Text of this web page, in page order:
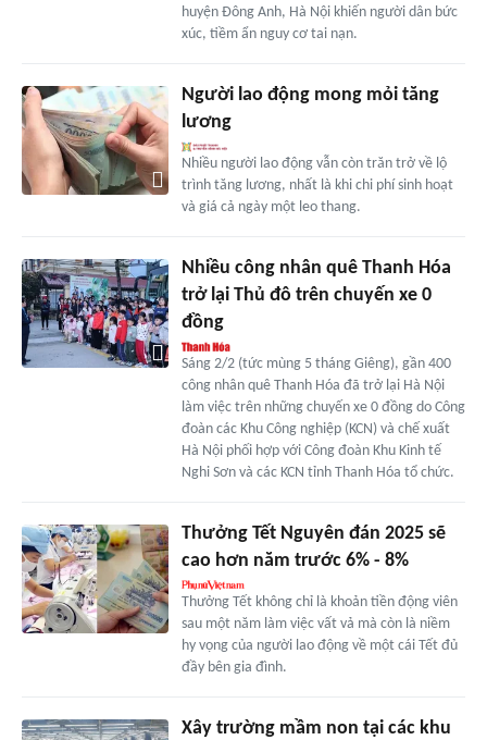
huyện Đông Anh, Hà Nội khiến người dân bức
xúc, tiềm ẩn nguy cơ tai nạn.
Người lao động mong mỏi tăng
lương
Nhiều người lao động vẫn còn trăn trở về lộ
trình tăng lương, nhất là khi chi phí sinh hoạt
và giá cả ngày một leo thang.
Nhiều công nhân quê Thanh Hóa
trở lại Thủ đô trên chuyến xe 0
đồng
Sáng 2/2 (tức mùng 5 tháng Giêng), gần 400
công nhân quê Thanh Hóa đã trở lại Hà Nội
làm việc trên những chuyến xe 0 đồng do Công
đoàn các Khu Công nghiệp (KCN) và chế xuất
Hà Nội phối hợp với Công đoàn Khu Kinh tế
Nghi Sơn và các KCN tỉnh Thanh Hóa tổ chức.
Thưởng Tết Nguyên đán 2025 sẽ
cao hơn năm trước 6% - 8%
Thưởng Tết không chỉ là khoản tiền động viên
sau một năm làm việc vất vả mà còn là niềm
hy vọng của người lao động về một cái Tết đủ
đầy bên gia đình.
Xây trường mầm non tại các khu